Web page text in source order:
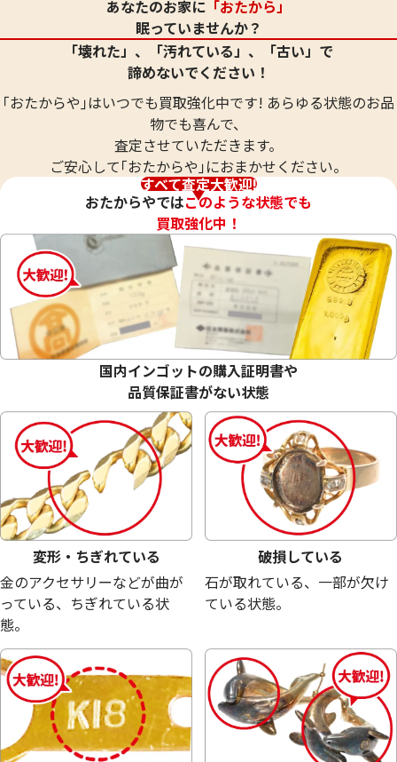
18金 (K18) メガネ
27.2g
18金 (K18) メガネ
26.0g
参考買取価格
18金 (K18) メガネ
23.6g
参考買取価格
530,300円
18金 (K18) メガネ
22.7g
参考買取価格
510,100円
あなたのお家に 「おたから」
眠っていませんか？
「壊れた」、「汚れている」、「古い」で
諦めないでください！
｢おたからや｣はいつでも買取強化中です! あらゆる状態のお品
物でも喜んで、
査定させていただきます。
ご安心して｢おたからや｣におまかせください。
すべて査定大歓迎!
おたからやではこのような状態でも
買取強化中！
国内インゴットの購入証明書や
品質保証書がない状態
変形・ちぎれている
金のアクセサリーなどが曲が
っている、ちぎれている状
態。
破損している
石が取れている、一部が欠け
ている状態。